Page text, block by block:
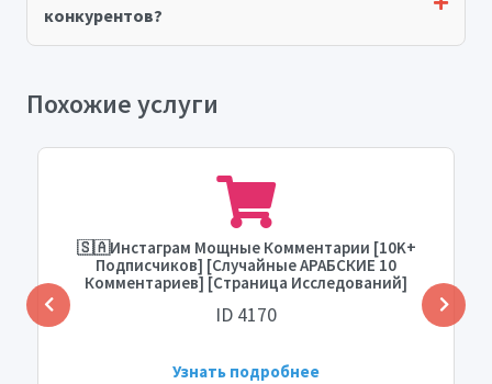
конкурентов?
Похожие услуги
🇸🇦Инстаграм Мощные Комментарии [10K+
Подписчиков] [Случайные АРАБСКИЕ 10
Комментариев] [Страница Исследований]
[Максимум: 10] [Время Начала: 0-1 Час]
[Скорость: 10/Час]
ID 4170
Узнать подробнее